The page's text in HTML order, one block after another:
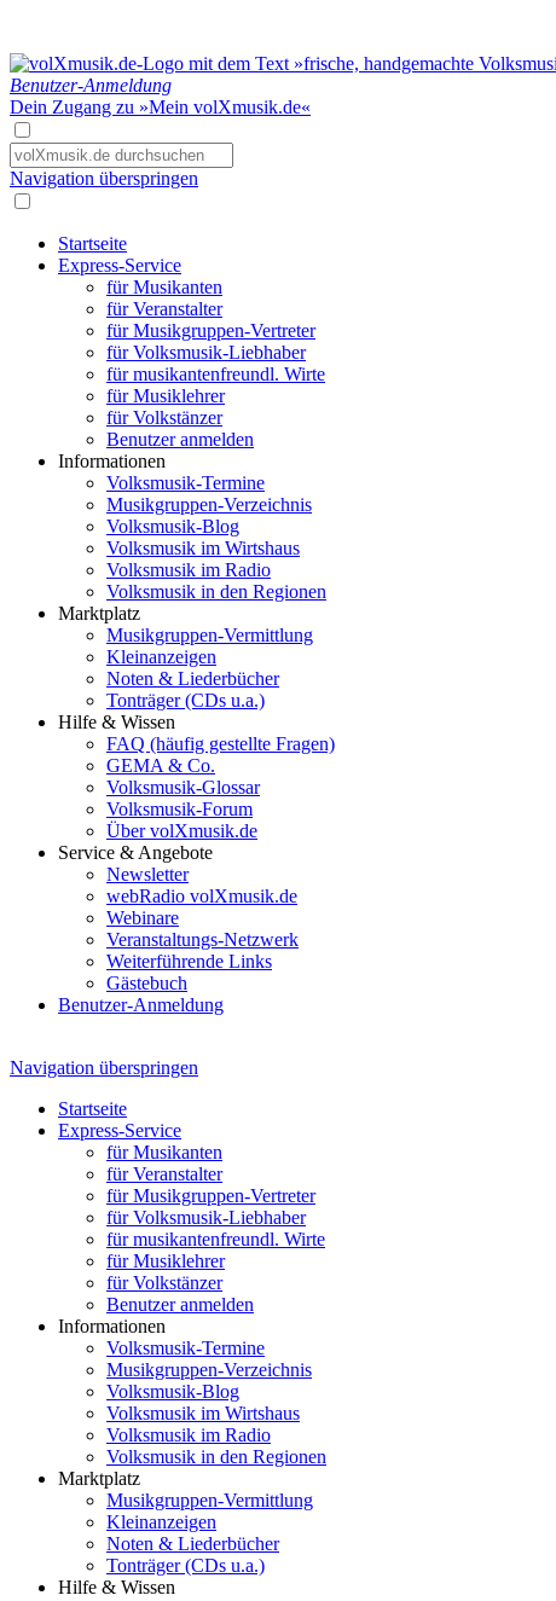
Benutzer-Anmeldung
Dein Zugang zu »Mein volXmusik.de«
Navigation überspringen
Startseite
Express-Service
für Musikanten
für Veranstalter
für Musikgruppen-Vertreter
für Volksmusik-Liebhaber
für musikantenfreundl. Wirte
für Musiklehrer
für Volkstänzer
Benutzer anmelden
Informationen
Volksmusik-Termine
Musikgruppen-Verzeichnis
Volksmusik-Blog
Volksmusik im Wirtshaus
Volksmusik im Radio
Volksmusik in den Regionen
Marktplatz
Musikgruppen-Vermittlung
Kleinanzeigen
Noten & Liederbücher
Tonträger (CDs u.a.)
Hilfe & Wissen
FAQ (häufig gestellte Fragen)
GEMA & Co.
Volksmusik-Glossar
Volksmusik-Forum
Über volXmusik.de
Service & Angebote
Newsletter
webRadio volXmusik.de
Webinare
Veranstaltungs-Netzwerk
Weiterführende Links
Gästebuch
Benutzer-Anmeldung
Navigation überspringen
Startseite
Express-Service
für Musikanten
für Veranstalter
für Musikgruppen-Vertreter
für Volksmusik-Liebhaber
für musikantenfreundl. Wirte
für Musiklehrer
für Volkstänzer
Benutzer anmelden
Informationen
Volksmusik-Termine
Musikgruppen-Verzeichnis
Volksmusik-Blog
Volksmusik im Wirtshaus
Volksmusik im Radio
Volksmusik in den Regionen
Marktplatz
Musikgruppen-Vermittlung
Kleinanzeigen
Noten & Liederbücher
Tonträger (CDs u.a.)
Hilfe & Wissen